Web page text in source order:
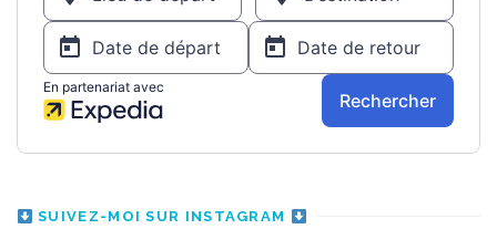
SUIVEZ-MOI SUR INSTAGRAM